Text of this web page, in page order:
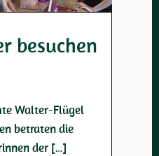
besuchen
Walter-Flügel
betraten die
der […]